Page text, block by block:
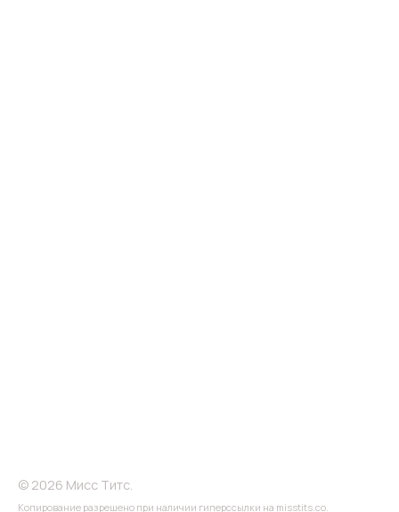
© 2026 Мисс Титс.
Копирование разрешено при наличии гиперссылки на misstits.co.